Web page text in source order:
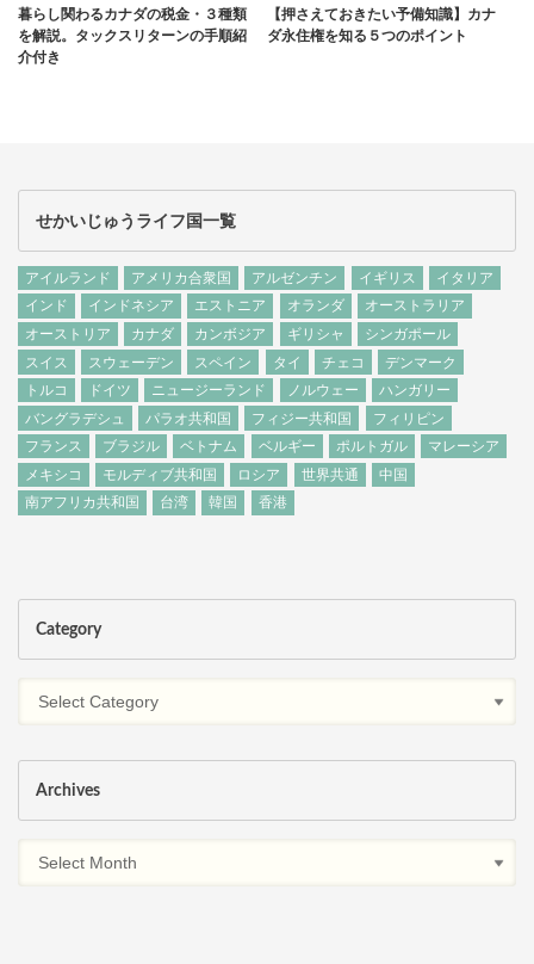
暮らし関わるカナダの税金・３種類
を解説。タックスリターンの手順紹
介付き
【押さえておきたい予備知識】カナ
ダ永住権を知る５つのポイント
せかいじゅうライフ国一覧
アイルランド アメリカ合衆国 アルゼンチン イギリス
イタリア
インド
インドネシア エストニア オランダ
オーストラリア
オーストリア
カナダ カンボジア ギリシャ
シンガポール
スイス
スウェーデン スペイン タイ チェコ
デンマーク
トルコ
ドイツ ニュージーランド ノルウェー
ハンガリー
バングラデシュ
パラオ共和国 フィジー共和国
フィリピン
フランス
ブラジル ベトナム ベルギー ポルトガル
マレーシア
メキシコ
モルディブ共和国 ロシア 世界共通
中国
南アフリカ共和国
台湾 韓国 香港
Category
Archives